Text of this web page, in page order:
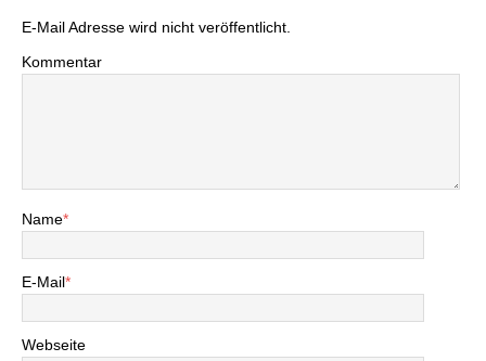
E-Mail Adresse wird nicht veröffentlicht.
Kommentar
Name*
E-Mail*
Webseite